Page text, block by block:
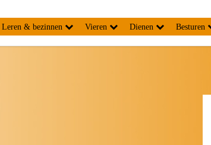
Leren & bezinnen Vieren Dienen Besturen